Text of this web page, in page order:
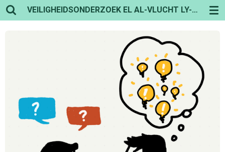
Ga
direct
VEILIGHEIDSONDERZOEK EL AL-VLUCHT LY-1862